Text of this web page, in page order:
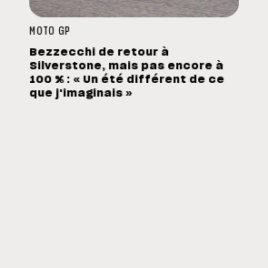
MOTO GP
Bezzecchi de retour à
Silverstone, mais pas encore à
100 % : « Un été différent de ce
que j'imaginais »